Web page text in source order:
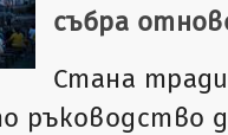
събра
Стана
ръководство